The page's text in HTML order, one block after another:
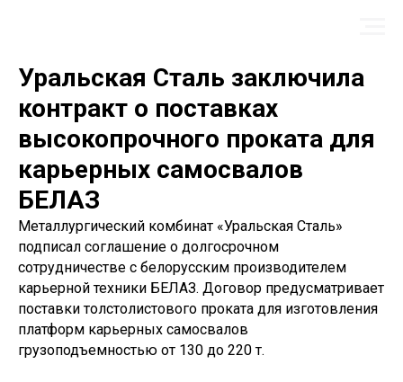
Уральская Сталь заключила
контракт о поставках
высокопрочного проката для
карьерных самосвалов
БЕЛАЗ
Металлургический комбинат «Уральская Сталь»
подписал соглашение о долгосрочном
сотрудничестве с белорусским производителем
карьерной техники БЕЛАЗ. Договор предусматривает
поставки толстолистового проката для изготовления
платформ карьерных самосвалов
грузоподъемностью от 130 до 220 т.